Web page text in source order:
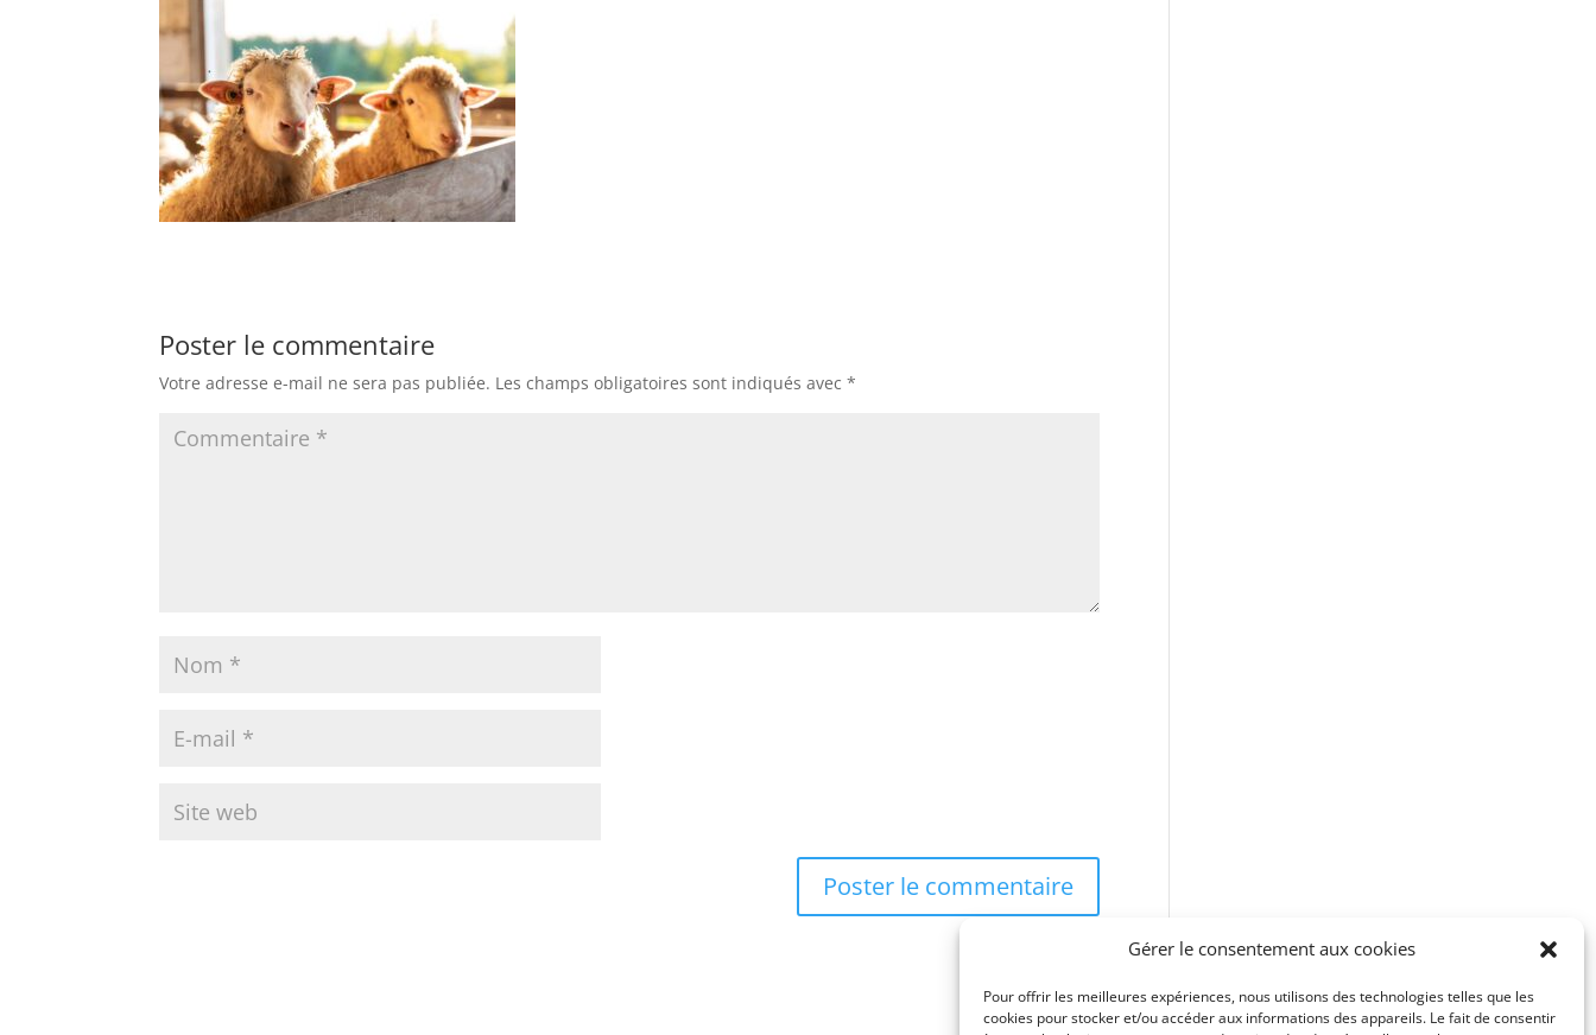
Gérer le consentement aux cookies
Pour offrir les meilleures expériences, nous utilisons des technologies telles que les
cookies pour stocker et/ou accéder aux informations des appareils. Le fait de consentir
Poster le commentaire
Votre adresse e-mail ne sera pas publiée. Les champs obligatoires sont indiqués avec*